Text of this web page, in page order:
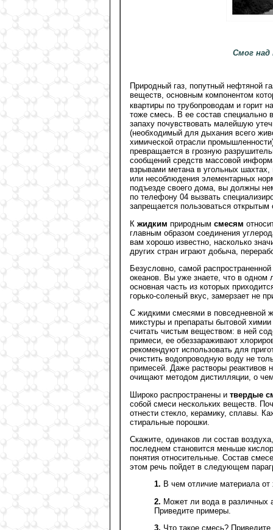
Смог
Природный газ, попутный нефтяной
веществ, основным компонентом
квартиры по трубопроводам и горит
тоже смесь. В ее состав специально
запаху почувствовать малейшую
(необходимый для дыхания всего
химической отрасли
превращается в грозную
сообщений средств массовой
взрывами метана в угольных шахтах,
или несоблюдения элементарных
подъезде своего дома, вы должны
по телефону 04 вызвать
запрещается пользоваться
К жидким природным смесям
главным образом соединения
вам хорошо известно, насколько
других стран играют добыча,
Безусловно, самой
океанов. Вы уже знаете, что в одном
основная часть из которых
горько-соленый вкус, замерзает не
С жидкими смесями в повседневной
микстуры и препараты бытовой
считать чистым веществом: в ней
примеси, ее обеззараживают
рекомендуют использовать для
очистить водопроводную воду не
примесей. Даже растворы реактивов
очищают методом дистилляции, о
Широко распространены и твердые
собой смеси нескольких веществ.
отнести стекло, керамику, сплавы.
стиральные порошки.
Скажите, одинаков ли состав
последнем становится меньше
понятия относительные. Состав
этом речь пойдет в следующем
1. В чем отличие материала
2. Может ли вода в различных
Приведите примеры.
3. Что такое смесь?